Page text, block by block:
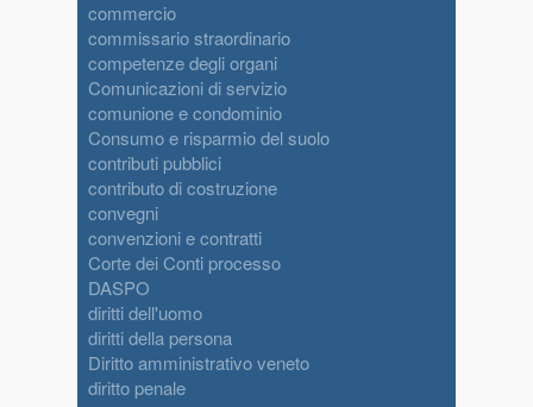
commercio
commissario straordinario
competenze degli organi
Comunicazioni di servizio
comunione e condominio
Consumo e risparmio del suolo
contributi pubblici
contributo di costruzione
convegni
convenzioni e contratti
Corte dei Conti processo
DASPO
diritti dell'uomo
diritti della persona
Diritto amministrativo veneto
diritto penale